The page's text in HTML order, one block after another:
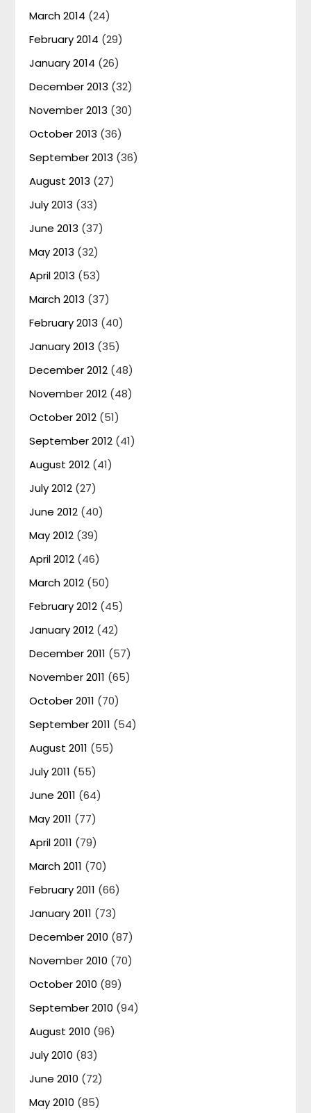
March 2014 (24)
February 2014 (29)
January 2014 (26)
December 2013 (32)
November 2013 (30)
October 2013 (36)
September 2013 (36)
August 2013 (27)
July 2013 (33)
June 2013 (37)
May 2013 (32)
April 2013 (53)
March 2013 (37)
February 2013 (40)
January 2013 (35)
December 2012 (48)
November 2012 (48)
October 2012 (51)
September 2012 (41)
August 2012 (41)
July 2012 (27)
June 2012 (40)
May 2012 (39)
April 2012 (46)
March 2012 (50)
February 2012 (45)
January 2012 (42)
December 2011 (57)
November 2011 (65)
October 2011 (70)
September 2011 (54)
August 2011 (55)
July 2011 (55)
June 2011 (64)
May 2011 (77)
April 2011 (79)
March 2011 (70)
February 2011 (66)
January 2011 (73)
December 2010 (87)
November 2010 (70)
October 2010 (89)
September 2010 (94)
August 2010 (96)
July 2010 (83)
June 2010 (72)
May 2010 (85)